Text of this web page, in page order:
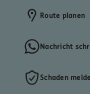
Route planen
Nachricht
Schaden